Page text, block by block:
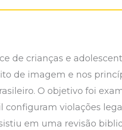
de crianças e
de imagem e nos
O objetivo foi
violações
em uma revisão